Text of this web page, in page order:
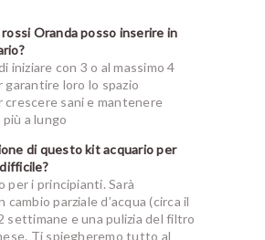
Oranda posso inserire in
iniziare con 3 o al massimo 4
garantire loro lo spazio
crescere sani e mantenere
più a lungo
di questo kit acquario per
per i principianti. Sarà
parziale d’acqua (circa il
settimane e una pulizia del filtro
Ti spiegheremo tutto al